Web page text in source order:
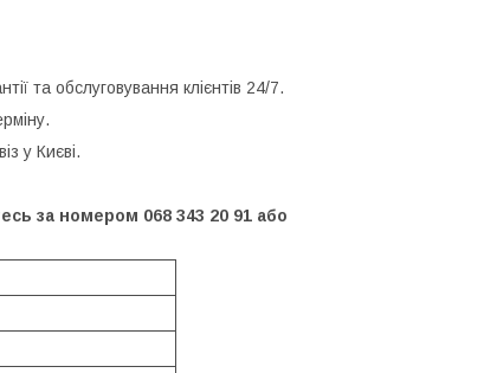
та обслуговування клієнтів 24/7.
у Києві.
за номером 068 343 20 91 або